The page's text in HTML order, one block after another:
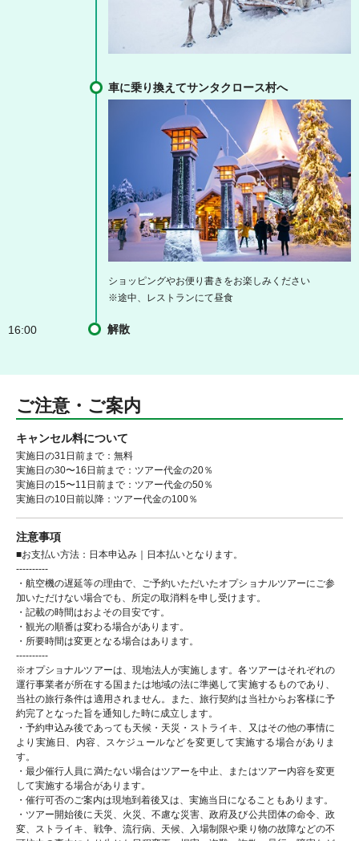
車に乗り換えてサンタクロース村へ
ショッピングやお便り書きをお楽しみください
※途中、レストランにて昼食
16:00 解散
ご注意・ご案内
キャンセル料について
実施日の31日前まで：無料
実施日の30〜16日前まで：ツアー代金の20％
実施日の15〜11日前まで：ツアー代金の50％
実施日の10日前以降：ツアー代金の100％
注意事項
■お支払い方法：日本申込み｜日本払いとなります。
----------
・航空機の遅延等の理由で、ご予約いただいたオプショナルツアーにご参
加いただけない場合でも、所定の取消料を申し受けます。
・記載の時間はおよその目安です。
・観光の順番は変わる場合があります。
・所要時間は変更となる場合はあります。
----------
※オプショナルツアーは、現地法人が実施します。各ツアーはそれぞれの
運行事業者が所在する国または地域の法に準拠して実施するものであり、
当社の旅行条件は適用されません。また、旅行契約は当社からお客様に予
約完了となった旨を通知した時に成立します。
・予約申込み後であっても天候・天災・ストライキ、又はその他の事情に
より実施日、内容、スケジュールなどを変更して実施する場合がありま
す。
・最少催行人員に満たない場合はツアーを中止、またはツアー内容を変更
して実施する場合があります。
・催行可否のご案内は現地到着後又は、実施当日になることもあります。
・ツアー開始後に天災、火災、不慮な災害、政府及び公共団体の命令、政
変、ストライキ、戦争、流行病、天候、入場制限や乗り物の故障などの不